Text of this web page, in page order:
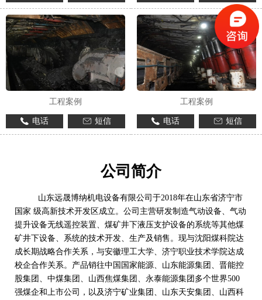
工程案例
电话 短信
工程案例
电话 短信
公司简介
山东远晟博纳机电设备有限公司于2018年在山东省济宁市
国家 级高新技术开发区成立。公司主营研发制造气动设备、气动
提升设备无线遥控装置、煤矿井下液压支护设备的系统等其他煤
矿井下设备、系统的技术开发、生产及销售。现与沈阳煤科院达
成长期战略合作关系，与安徽理工大学、济宁职业技术学院达成
校企合作关系。产品销往中国国家能源、山东能源集团、晋能控
股集团、中煤集团、山西焦煤集团、永泰能源集团多个世界500
强煤企和上市公司，以及济宁矿业集团、山东天安集团、山西科